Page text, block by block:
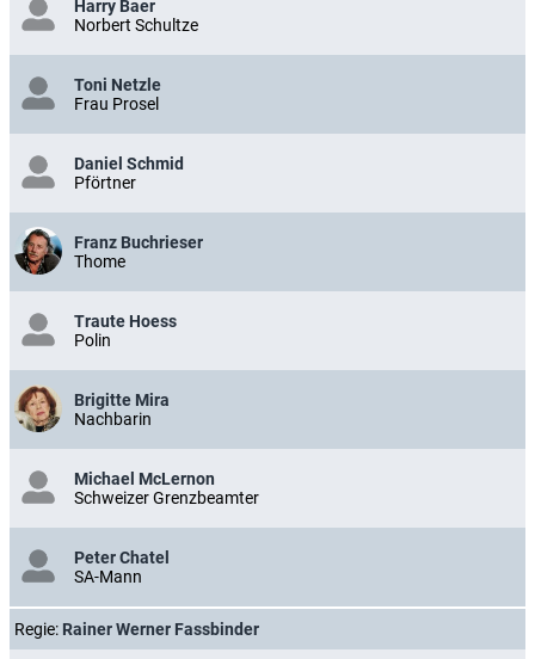
Harry Baer
Norbert Schultze
Toni Netzle
Frau Prosel
Daniel Schmid
Pförtner
Franz Buchrieser
Thome
Traute Hoess
Polin
Brigitte Mira
Nachbarin
Michael McLernon
Schweizer Grenzbeamter
Peter Chatel
SA-Mann
Regie: Rainer Werner Fassbinder